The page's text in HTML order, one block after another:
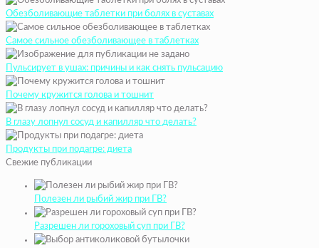
Обезболивающие таблетки при болях в суставах
Самое сильное обезболивающее в таблетках
Пульсирует в ушах: причины и как снять пульсацию
Почему кружится голова и тошнит
В глазу лопнул сосуд и капилляр что делать?
Продукты при подагре: диета
Свежие публикации
Полезен ли рыбий жир при ГВ?
Разрешен ли гороховый суп при ГВ?